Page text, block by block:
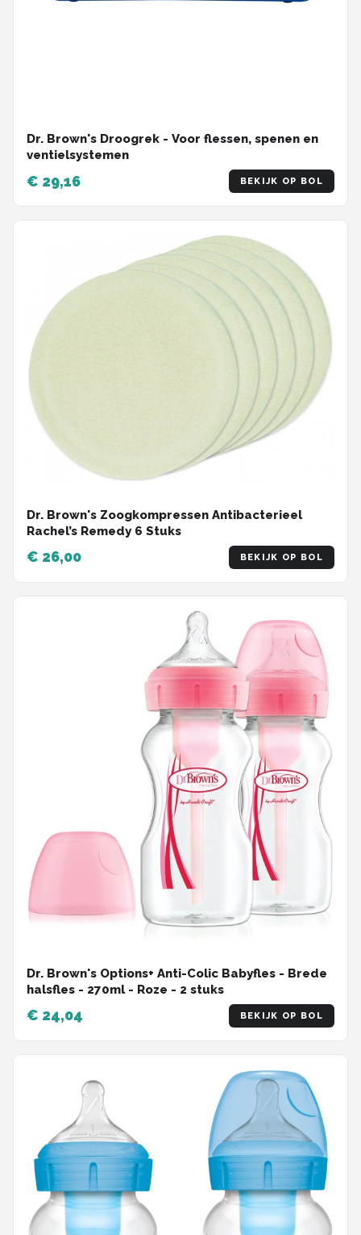
Dr. Brown's Droogrek - Voor flessen, spenen en
ventielsystemen
€ 29,16 BEKIJK OP BOL
Dr. Brown's Zoogkompressen Antibacterieel
Rachel’s Remedy 6 Stuks
€ 26,00 BEKIJK OP BOL
Dr. Brown's Options+ Anti-Colic Babyfles - Brede
halsfles - 270ml - Roze - 2 stuks
€ 24,04 BEKIJK OP BOL